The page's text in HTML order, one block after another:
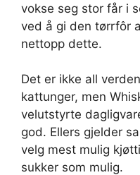
vokse seg stor får i
ved å gi den tørrfôr
nettopp dette.
Det er ikke all
kattunger, men
velutstyrte
god. Ellers gjelder
velg mest mulig
sukker som mulig.